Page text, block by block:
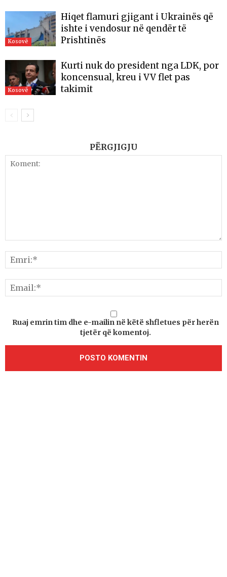
Kosovë
Hiqet flamuri gjigant i Ukrainës që
ishte i vendosur në qendër të
Prishtinës
Kosovë
Kurti nuk do president nga LDK, por
koncensual, kreu i VV flet pas
takimit
PËRGJIGJU
Ruaj emrin tim dhe e-mailin në këtë shfletues për herën
tjetër që komentoj.